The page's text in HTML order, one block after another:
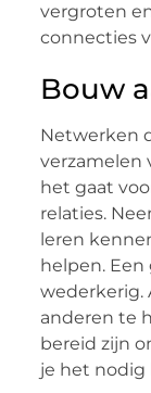
vergroten
connecties
Bouw
Netwerken
verzamelen
het gaat
relaties.
leren
helpen.
wederkerig.
anderen te
bereid zijn
je het nodig